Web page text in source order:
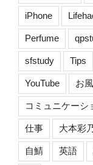
iPhone
Perfume
sfstudy Tips
YouTube お
コミュニケーシ
仕事 大本彩
自鯖 英語